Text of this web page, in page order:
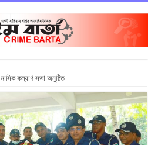
কল্যাণ সভা অনুষ্ঠিত